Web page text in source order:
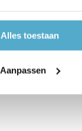
Alles toestaan
Aanpassen